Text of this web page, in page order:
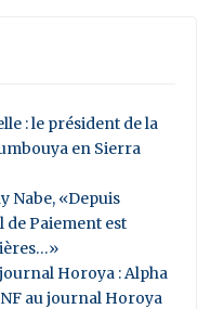
: le président de la
en Sierra
Nabe, «Depuis
de Paiement est
journal Horoya : Alpha
au journal Horoya